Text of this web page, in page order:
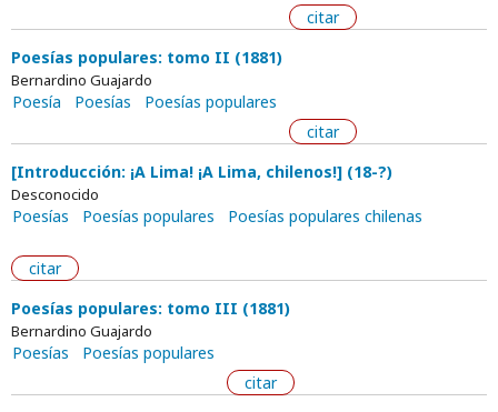
citar
Poesías populares: tomo II (1881)
Bernardino Guajardo
Poesía Poesías
Poesías populares
citar
[Introducción: ¡A Lima! ¡A Lima, chilenos!] (18-?)
Desconocido
Poesías Poesías populares Poesías populares chilenas
citar
Poesías populares: tomo III (1881)
Bernardino Guajardo
Poesías
Poesías populares
citar